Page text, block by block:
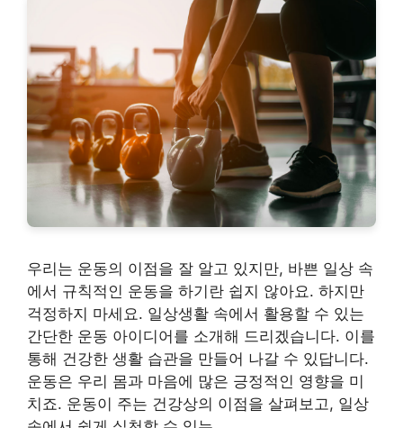
우리는 운동의 이점을 잘 알고 있지만, 바쁜 일상 속
에서 규칙적인 운동을 하기란 쉽지 않아요. 하지만
걱정하지 마세요. 일상생활 속에서 활용할 수 있는
간단한 운동 아이디어를 소개해 드리겠습니다. 이를
통해 건강한 생활 습관을 만들어 나갈 수 있답니다.
운동은 우리 몸과 마음에 많은 긍정적인 영향을 미
치죠. 운동이 주는 건강상의 이점을 살펴보고, 일상